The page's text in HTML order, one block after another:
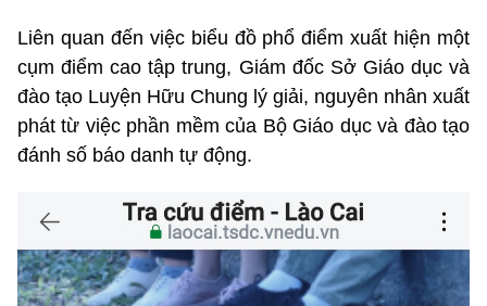
Liên quan đến việc biểu đồ phổ điểm xuất hiện một
cụm điểm cao tập trung, Giám đốc Sở Giáo dục và
đào tạo Luyện Hữu Chung lý giải, nguyên nhân xuất
phát từ việc phần mềm của Bộ Giáo dục và đào tạo
đánh số báo danh tự động.